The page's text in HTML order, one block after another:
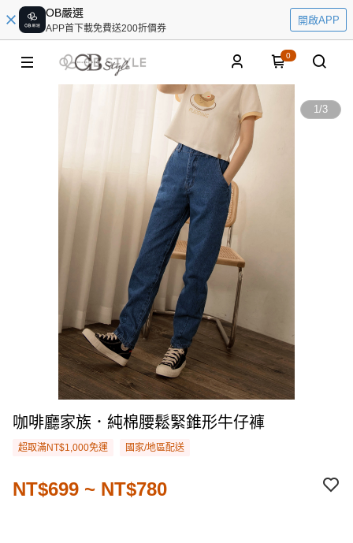
OB嚴選
APP首下載免費送200折價券
開啟APP
0
1/3
咖啡廳家族．純棉腰鬆緊錐形牛仔褲
超取滿NT$1,000免運 國家/地區配送
NT$699 ~ NT$780